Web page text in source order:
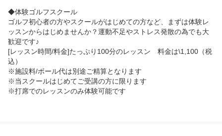
◆体験ゴルフスクール
ゴルフ初心者の方やスクールがはじめての方など、まずは体験レ
ッスンからはじめませんか？運動不足やストレス発散の為でも大
歓迎です♪
[レッスン時間/料金]たっぷり100分のレッスン　料金は\1,100（税
込）
※施設料/ボール代は別途ご精算となります
※当スクールはじめてご受講の方に限ります
※打席でのレッスンのみ体験可能です